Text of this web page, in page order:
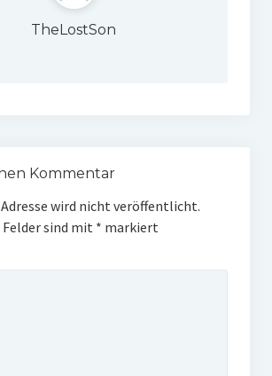
TheLostSon
Kommentar
wird nicht veröffentlicht.
sind mit * markiert